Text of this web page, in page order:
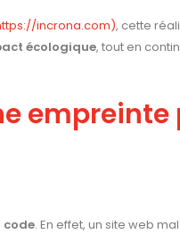
incrona.com), cette
écologique, tout en
empreinte
code. En effet, un site web